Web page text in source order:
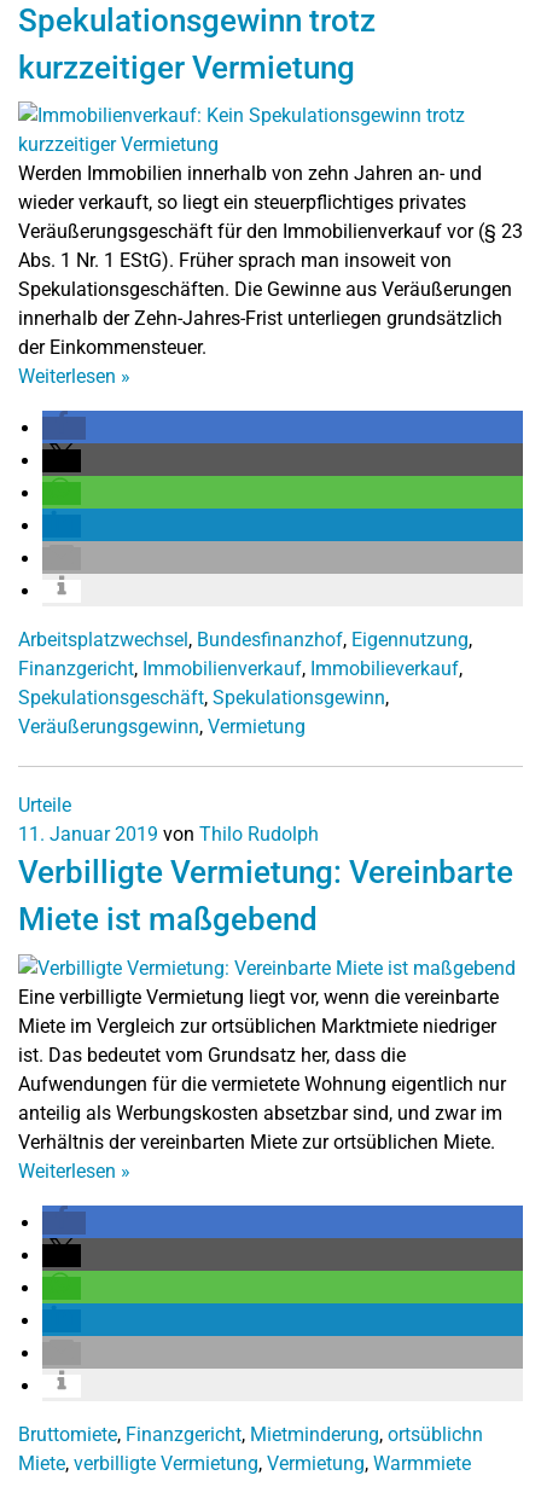
Spekulationsgewinn trotz
kurzzeitiger Vermietung
Werden Immobilien innerhalb von zehn Jahren an- und
wieder verkauft, so liegt ein steuerpflichtiges privates
Veräußerungsgeschäft für den Immobilienverkauf vor (§ 23
Abs. 1 Nr. 1 EStG). Früher sprach man insoweit von
Spekulationsgeschäften. Die Gewinne aus Veräußerungen
innerhalb der Zehn-Jahres-Frist unterliegen grundsätzlich
der Einkommensteuer.
Weiterlesen »
Arbeitsplatzwechsel, Bundesfinanzhof, Eigennutzung,
Finanzgericht, Immobilienverkauf, Immobilieverkauf,
Spekulationsgeschäft, Spekulationsgewinn,
Veräußerungsgewinn, Vermietung
Urteile
11. Januar 2019 von Thilo Rudolph
Verbilligte Vermietung: Vereinbarte
Miete ist maßgebend
Eine verbilligte Vermietung liegt vor, wenn die vereinbarte
Miete im Vergleich zur ortsüblichen Marktmiete niedriger
ist. Das bedeutet vom Grundsatz her, dass die
Aufwendungen für die vermietete Wohnung eigentlich nur
anteilig als Werbungskosten absetzbar sind, und zwar im
Verhältnis der vereinbarten Miete zur ortsüblichen Miete.
Weiterlesen »
Bruttomiete, Finanzgericht, Mietminderung, ortsüblichn
Miete, verbilligte Vermietung, Vermietung, Warmmiete